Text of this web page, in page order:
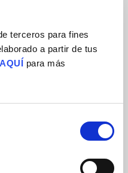
terceros para fines
a partir de tus
AQUÍ para más